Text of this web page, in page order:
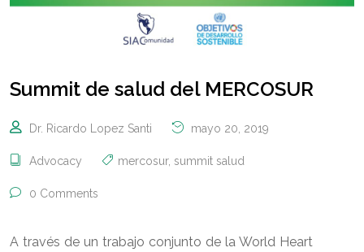
Summit de salud del MERCOSUR
Dr. Ricardo Lopez Santi mayo 20, 2019
Advocacy mercosur, summit salud
0 Comments
A través de un trabajo conjunto de la World Heart